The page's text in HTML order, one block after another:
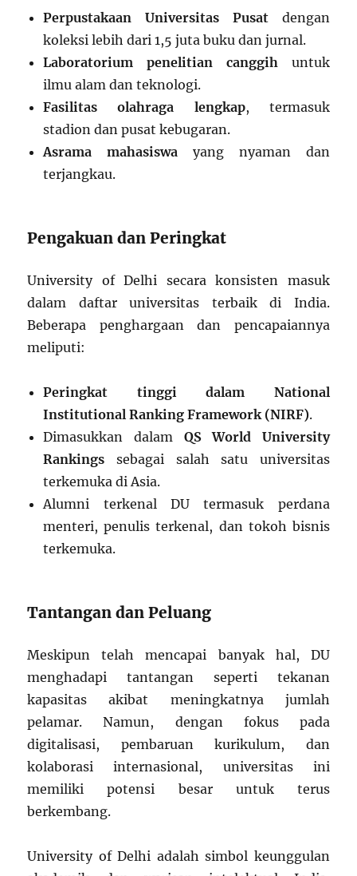
Perpustakaan Universitas Pusatdengan
koleksi lebih dari 1,5 juta buku dan jurnal.
Laboratorium penelitian canggihuntuk
ilmu alam dan teknologi.
Fasilitas olahraga lengkap, termasuk
stadion dan pusat kebugaran.
Asrama mahasiswa yang nyaman dan
terjangkau.
Pengakuan dan Peringkat
University of Delhi secara konsisten masuk
dalam daftar universitas terbaik di India.
Beberapa penghargaan dan pencapaiannya
meliputi:
Peringkat tinggi dalam National
Institutional Ranking Framework (NIRF).
Dimasukkan dalam QS World University
Rankings sebagai salah satu universitas
terkemuka di Asia.
Alumni terkenal DU termasuk perdana
menteri, penulis terkenal, dan tokoh bisnis
terkemuka.
Tantangan dan Peluang
Meskipun telah mencapai banyak hal, DU
menghadapi tantangan seperti tekanan
kapasitas akibat meningkatnya jumlah
pelamar. Namun, dengan fokus pada
digitalisasi, pembaruan kurikulum, dan
kolaborasi internasional, universitas ini
memiliki potensi besar untuk terus
berkembang.
University of Delhi adalah simbol keunggulan